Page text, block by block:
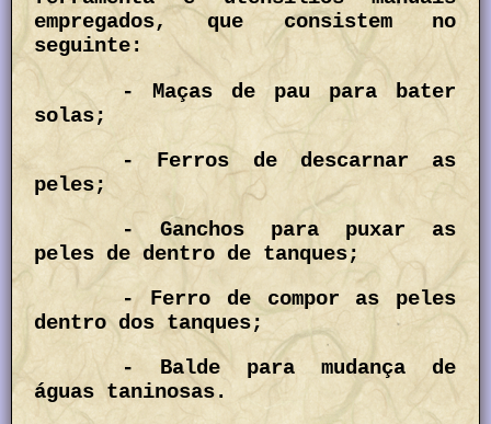
empregados, que consistem no
seguinte:
- Maças de pau para bater
solas;
- Ferros de descarnar as
peles;
- Ganchos para puxar as
peles de dentro de tanques;
- Ferro de compor as peles
dentro dos tanques;
- Balde para mudança de
águas taninosas.